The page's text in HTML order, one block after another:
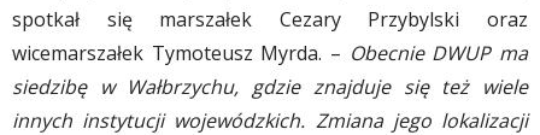
spotkał się marszałek Cezary Przybylski oraz
wicemarszałek Tymoteusz Myrda. – Obecnie DWUP ma
siedzibę w Wałbrzychu, gdzie znajduje się też wiele
innych instytucji wojewódzkich. Zmiana jego lokalizacji